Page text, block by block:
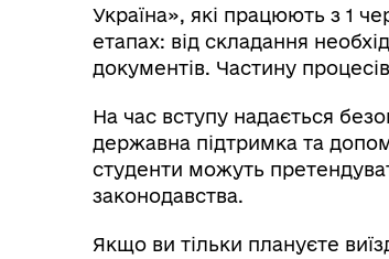
Україна», які працюють з 1
етапах: від складання
документів. Частину
На час вступу надається
державна підтримка та
студенти можуть
законодавства.
Якщо ви тільки плануєте